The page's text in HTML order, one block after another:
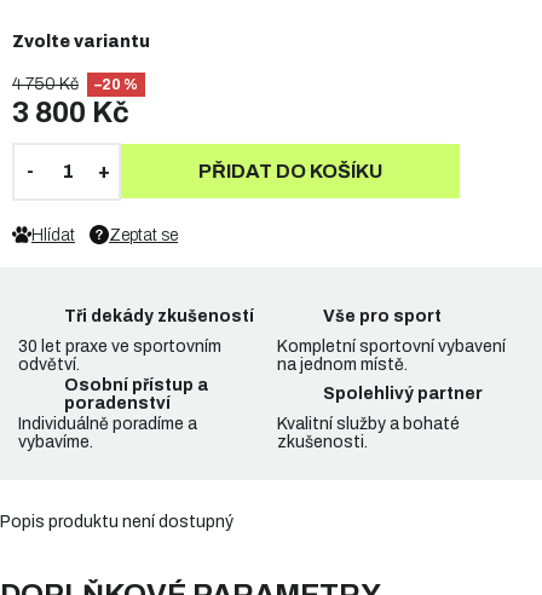
4 750 Kč –20 %
3 800 Kč
Zvolte variantu
PŘIDAT DO KOŠÍKU
Zeptat se
Hlídat
Tři dekády zkušeností
30 let praxe ve sportovním
odvětví.
Vše pro sport
Kompletní sportovní vybavení
na jednom místě.
Osobní přístup a
poradenství
Individuálně poradíme a
vybavíme.
Spolehlivý partner
Kvalitní služby a bohaté
zkušenosti.
Popis produktu není dostupný